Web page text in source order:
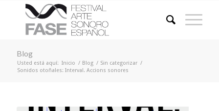
Blog
Usted está aquí: Inicio / Blog / Sin categorizar /
Sonidos otoñales: Interval. Accions sonores